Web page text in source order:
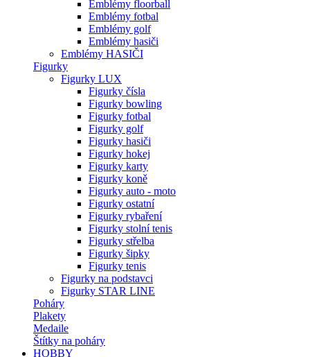
Emblémy floorball
Emblémy fotbal
Emblémy golf
Emblémy hasiči
Emblémy HASIČI
Figurky
Figurky LUX
Figurky čísla
Figurky bowling
Figurky fotbal
Figurky golf
Figurky hasiči
Figurky hokej
Figurky karty
Figurky koně
Figurky auto - moto
Figurky ostatní
Figurky rybaření
Figurky stolní tenis
Figurky střelba
Figurky šipky
Figurky tenis
Figurky na podstavci
Figurky STAR LINE
Poháry
Plakety
Medaile
Štítky na poháry
HOBBY